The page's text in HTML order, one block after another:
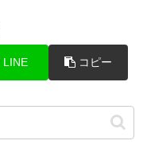
LINE コピー